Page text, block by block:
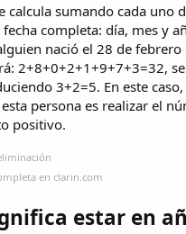
calcula sumando cada uno
completa: día, mes y
nació el 28 de febrero
2+8+0+2+1+9+7+3=32, se
3+2=5. En este
persona es realizar el
positivo.
en clarin.com
estar en